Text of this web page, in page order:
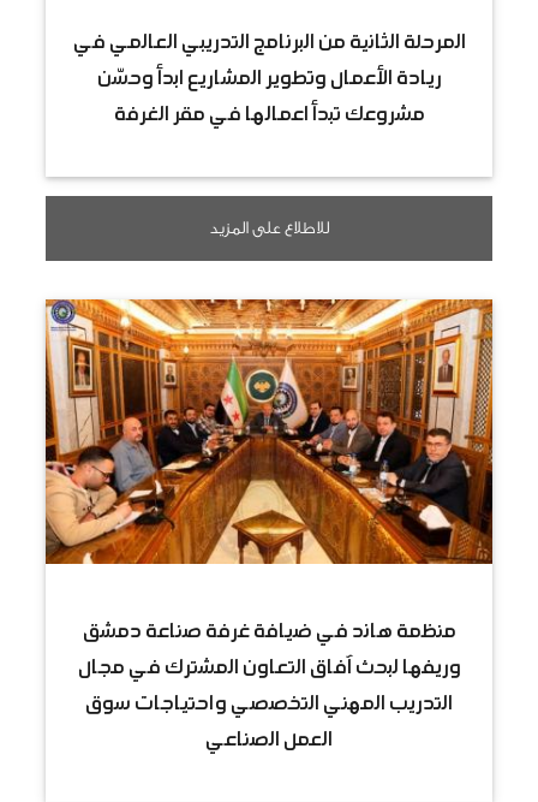
المرحلة الثانية من البرنامج التدريبي العالمي في
ريادة الأعمال وتطوير المشاريع ابدأ وحسّن
مشروعك تبدأ اعمالها في مقر الغرفة
للاطلاع على المزيد
منظمة هاند في ضيافة غرفة صناعة دمشق
وريفها لبحث آفاق التعاون المشترك في مجال
التدريب المهني التخصصي واحتياجات سوق
العمل الصناعي